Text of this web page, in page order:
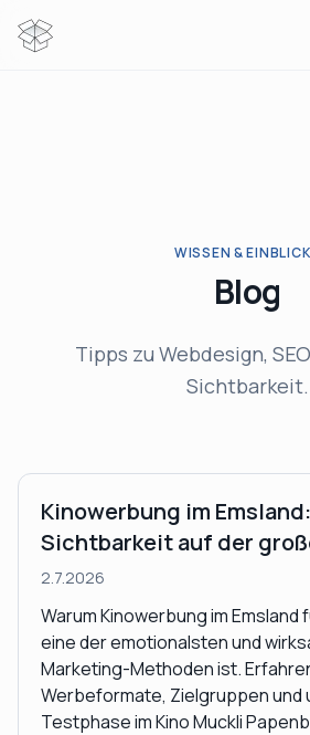
WISSEN &
Blog
Tipps zu Webdesign,
Sichtbarkeit.
Kinowerbung im
Sichtbarkeit auf der
2.7.2026
Warum Kinowerbung im
eine der emotionalsten und
Marketing-Methoden ist.
Werbeformate, Zielgruppen und
Testphase im Kino Muckli